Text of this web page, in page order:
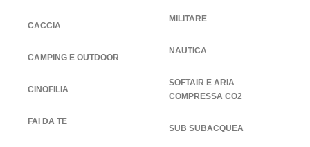
CACCIA
CAMPING E OUTDOOR
CINOFILIA
FAI DA TE
MILITARE
NAUTICA
SOFTAIR E ARIA
COMPRESSA CO2
SUB SUBACQUEA